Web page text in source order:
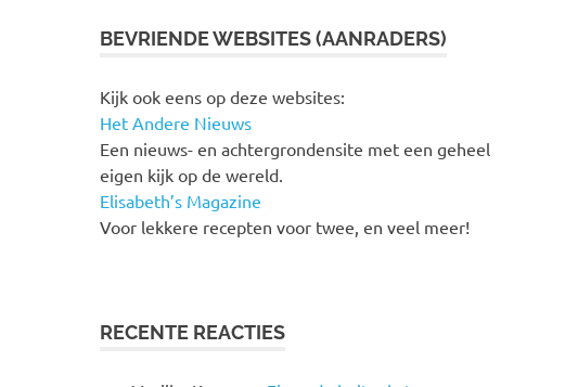
BEVRIENDE WEBSITES (AANRADERS)
Kijk ook eens op deze websites:
Het Andere Nieuws
Een nieuws- en achtergrondensite met een geheel
eigen kijk op de wereld.
Elisabeth’s Magazine
Voor lekkere recepten voor twee, en veel meer!
RECENTE REACTIES